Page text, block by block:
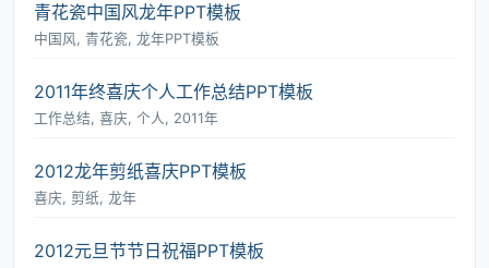
青花瓷中国风龙年PPT模板
中国风, 青花瓷, 龙年PPT模板
2011年终喜庆个人工作总结PPT模板
工作总结, 喜庆, 个人, 2011年
2012龙年剪纸喜庆PPT模板
喜庆, 剪纸, 龙年
2012元旦节节日祝福PPT模板